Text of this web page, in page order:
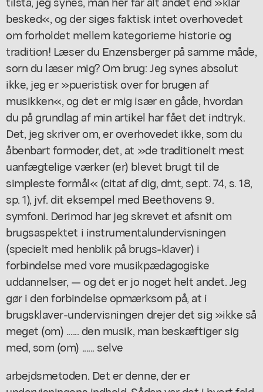
besked«, og der siges faktisk intet overhovedet
om forholdet mellem kategorierne historie og
tradition! Læser du Enzensberger på samme måde,
sorn du læser mig? Om brug: Jeg synes absolut
ikke, jeg er »pueristisk over for brugen af
musikken«, og det er mig især en gåde, hvordan
du på grundlag af min artikel har fået det indtryk.
Det, jeg skriver om, er overhovedet ikke, som du
åbenbart formoder, det, at »de traditionelt mest
uanfægtelige værker (er) blevet brugt til de
simpleste formål« (citat af dig, dmt, sept. 74, s. 18,
sp. 1), jvf. dit eksempel med Beethovens 9.
symfoni. Derimod har jeg skrevet et afsnit om
brugsaspektet i instrumentalundervisningen
(specielt med henblik på brugs-klaver) i
forbindelse med vore musikpædagogiske
uddannelser, — og det er jo noget helt andet. Jeg
gør i den forbindelse opmærksom på, at i
brugsklaver-undervisningen drejer det sig »ikke så
meget (om) ...... den musik, man beskæftiger sig
med, som (om) ...... selve
arbejdsmetoden. Det er denne, der er